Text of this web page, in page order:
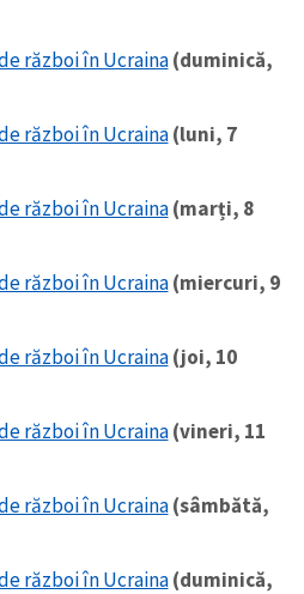
război în Ucraina(duminică,
război în Ucraina(luni, 7
război în Ucraina(marți, 8
război în Ucraina(miercuri, 9
război în Ucraina(joi, 10
război în Ucraina(vineri, 11
război în Ucraina(sâmbătă,
război în Ucraina(duminică,